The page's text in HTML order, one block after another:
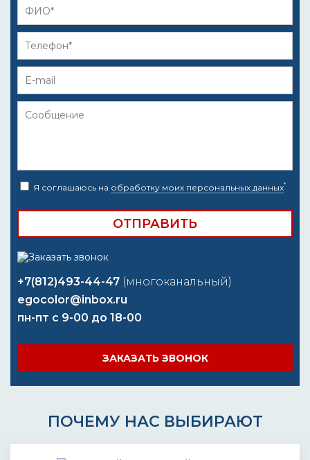
Я соглашаюсь на обработку моих персональных данных*
+7(812)493-44-47 (многоканальный)
egocolor@inbox.ru
пн-пт с 9-00 до 18-00
ЗАКАЗАТЬ ЗВОНОК
ПОЧЕМУ НАС ВЫБИРАЮТ